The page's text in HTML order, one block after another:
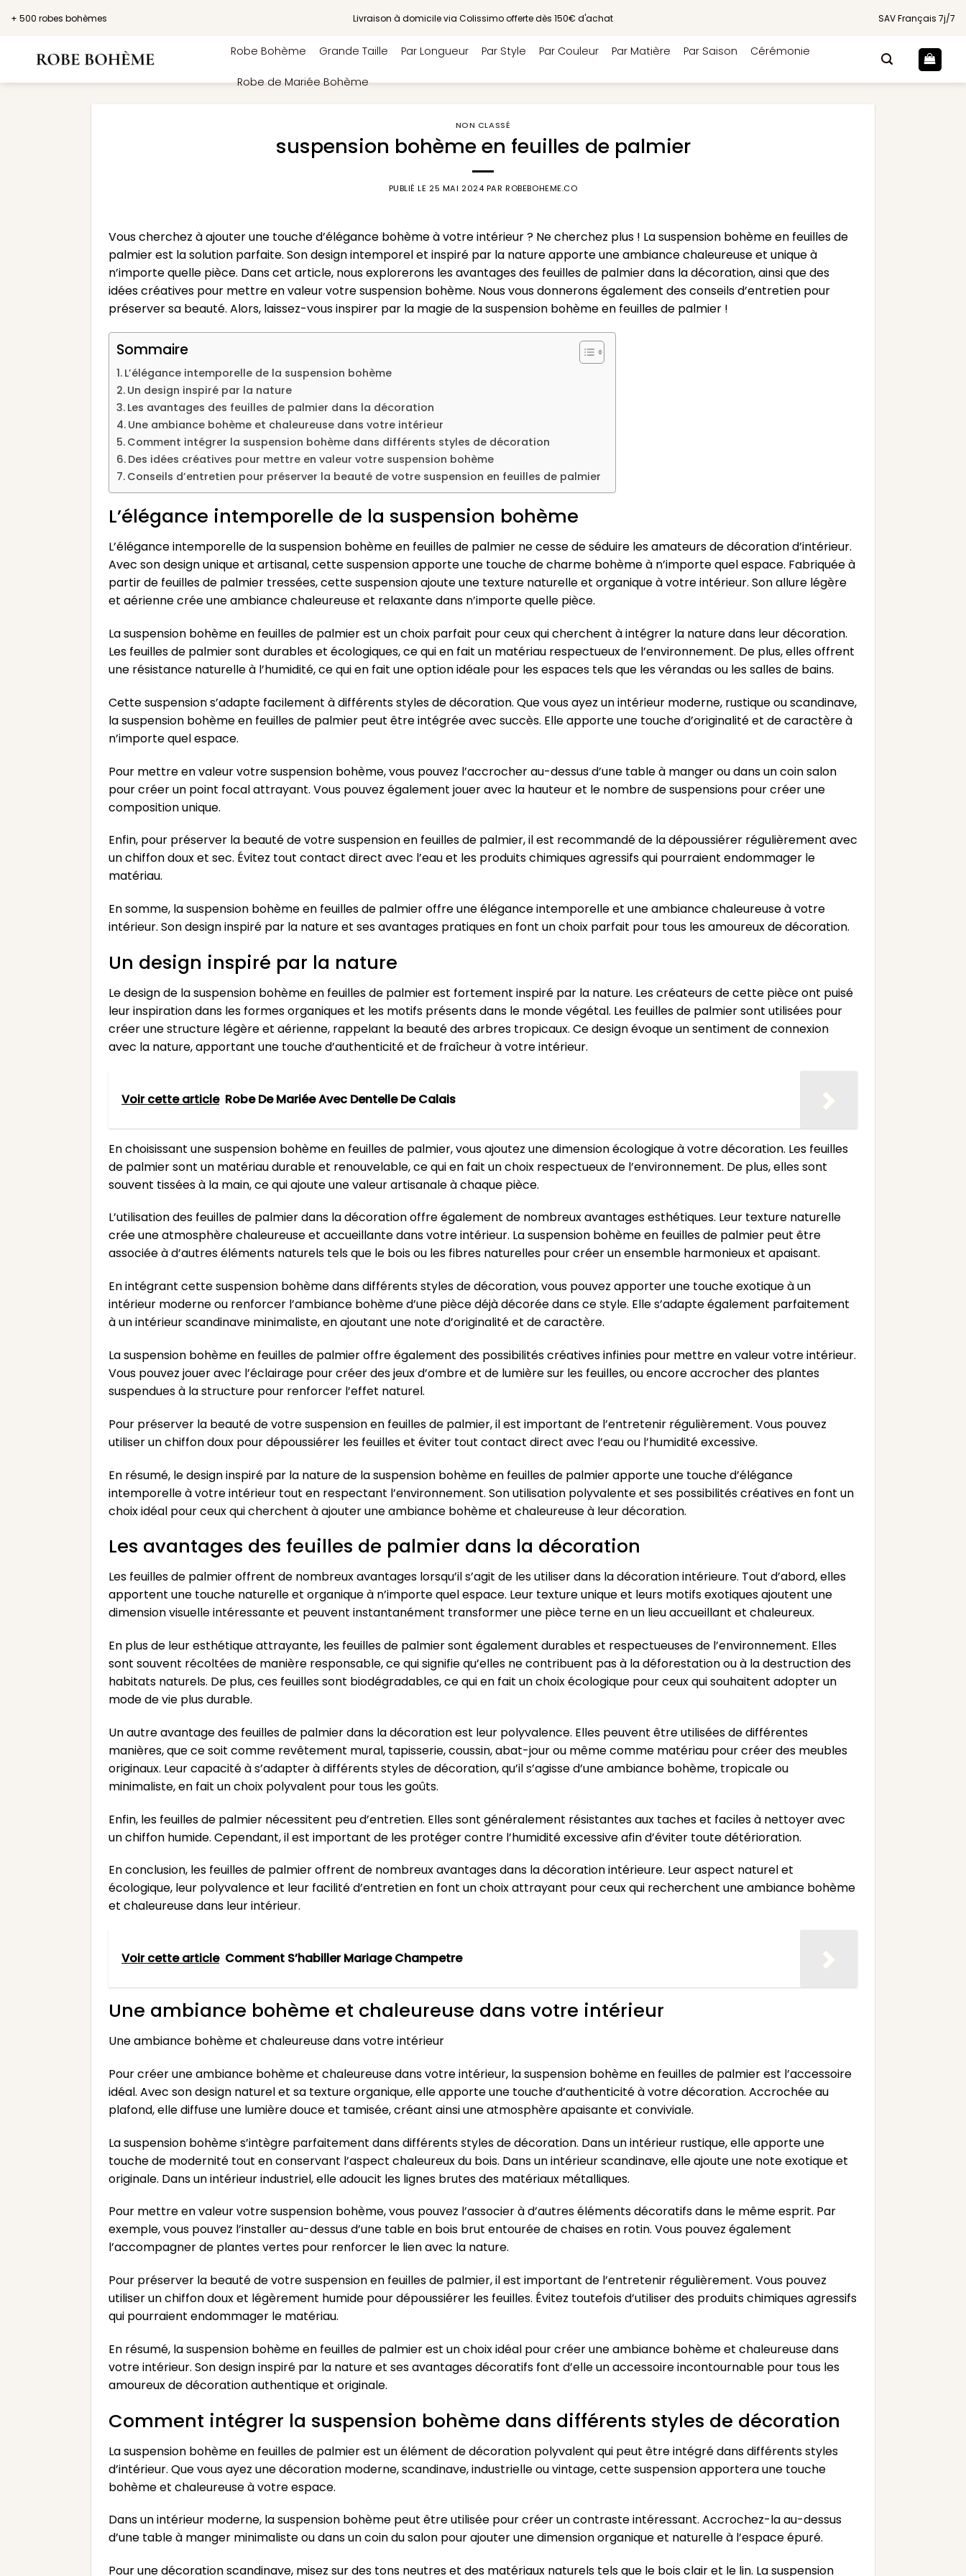
+ 500 robes bohèmes Livraison à domicile via Colissimo offerte dès 150€ d'achat SAV Français 7j/7
Robe Bohème Grande Taille Par Longueur Par Style Par Couleur Par Matière Par Saison Cérémonie
Robe de Mariée Bohème
NON CLASSÉ
suspension bohème en feuilles de palmier
PUBLIÉ LE 25 MAI 2024 PARROBEBOHEME.CO
Vous cherchez à ajouter une touche d’élégance bohème à votre intérieur ? Ne cherchez plus ! La suspension bohème en feuilles de
palmier est la solution parfaite. Son design intemporel et inspiré par la nature apporte une ambiance chaleureuse et unique à
n’importe quelle pièce. Dans cet article, nous explorerons les avantages des feuilles de palmier dans la décoration, ainsi que des
idées créatives pour mettre en valeur votre suspension bohème. Nous vous donnerons également des conseils d’entretien pour
préserver sa beauté. Alors, laissez-vous inspirer par la magie de la suspension bohème en feuilles de palmier !
Sommaire
L’élégance intemporelle de la suspension bohème
Un design inspiré par la nature
Les avantages des feuilles de palmier dans la décoration
Une ambiance bohème et chaleureuse dans votre intérieur
Comment intégrer la suspension bohème dans différents styles de décoration
Des idées créatives pour mettre en valeur votre suspension bohème
Conseils d’entretien pour préserver la beauté de votre suspension en feuilles de palmier
L’élégance intemporelle de la suspension bohème
L’élégance intemporelle de la suspension bohème en feuilles de palmier ne cesse de séduire les amateurs de décoration d’intérieur.
Avec son design unique et artisanal, cette suspension apporte une touche de charme bohème à n’importe quel espace. Fabriquée à
partir de feuilles de palmier tressées, cette suspension ajoute une texture naturelle et organique à votre intérieur. Son allure légère
et aérienne crée une ambiance chaleureuse et relaxante dans n’importe quelle pièce.
La suspension bohème en feuilles de palmier est un choix parfait pour ceux qui cherchent à intégrer la nature dans leur décoration.
Les feuilles de palmier sont durables et écologiques, ce qui en fait un matériau respectueux de l’environnement. De plus, elles offrent
une résistance naturelle à l’humidité, ce qui en fait une option idéale pour les espaces tels que les vérandas ou les salles de bains.
Cette suspension s’adapte facilement à différents styles de décoration. Que vous ayez un intérieur moderne, rustique ou scandinave,
la suspension bohème en feuilles de palmier peut être intégrée avec succès. Elle apporte une touche d’originalité et de caractère à
n’importe quel espace.
Pour mettre en valeur votre suspension bohème, vous pouvez l’accrocher au-dessus d’une table à manger ou dans un coin salon
pour créer un point focal attrayant. Vous pouvez également jouer avec la hauteur et le nombre de suspensions pour créer une
composition unique.
Enfin, pour préserver la beauté de votre suspension en feuilles de palmier, il est recommandé de la dépoussiérer régulièrement avec
un chiffon doux et sec. Évitez tout contact direct avec l’eau et les produits chimiques agressifs qui pourraient endommager le
matériau.
En somme, la suspension bohème en feuilles de palmier offre une élégance intemporelle et une ambiance chaleureuse à votre
intérieur. Son design inspiré par la nature et ses avantages pratiques en font un choix parfait pour tous les amoureux de décoration.
Un design inspiré par la nature
Le design de la suspension bohème en feuilles de palmier est fortement inspiré par la nature. Les créateurs de cette pièce ont puisé
leur inspiration dans les formes organiques et les motifs présents dans le monde végétal. Les feuilles de palmier sont utilisées pour
créer une structure légère et aérienne, rappelant la beauté des arbres tropicaux. Ce design évoque un sentiment de connexion
avec la nature, apportant une touche d’authenticité et de fraîcheur à votre intérieur.
Voir cette article Robe De Mariée Avec Dentelle De Calais
En choisissant une suspension bohème en feuilles de palmier, vous ajoutez une dimension écologique à votre décoration. Les feuilles
de palmier sont un matériau durable et renouvelable, ce qui en fait un choix respectueux de l’environnement. De plus, elles sont
souvent tissées à la main, ce qui ajoute une valeur artisanale à chaque pièce.
L’utilisation des feuilles de palmier dans la décoration offre également de nombreux avantages esthétiques. Leur texture naturelle
crée une atmosphère chaleureuse et accueillante dans votre intérieur. La suspension bohème en feuilles de palmier peut être
associée à d’autres éléments naturels tels que le bois ou les fibres naturelles pour créer un ensemble harmonieux et apaisant.
En intégrant cette suspension bohème dans différents styles de décoration, vous pouvez apporter une touche exotique à un
intérieur moderne ou renforcer l’ambiance bohème d’une pièce déjà décorée dans ce style. Elle s’adapte également parfaitement
à un intérieur scandinave minimaliste, en ajoutant une note d’originalité et de caractère.
La suspension bohème en feuilles de palmier offre également des possibilités créatives infinies pour mettre en valeur votre intérieur.
Vous pouvez jouer avec l’éclairage pour créer des jeux d’ombre et de lumière sur les feuilles, ou encore accrocher des plantes
suspendues à la structure pour renforcer l’effet naturel.
Pour préserver la beauté de votre suspension en feuilles de palmier, il est important de l’entretenir régulièrement. Vous pouvez
utiliser un chiffon doux pour dépoussiérer les feuilles et éviter tout contact direct avec l’eau ou l’humidité excessive.
En résumé, le design inspiré par la nature de la suspension bohème en feuilles de palmier apporte une touche d’élégance
intemporelle à votre intérieur tout en respectant l’environnement. Son utilisation polyvalente et ses possibilités créatives en font un
choix idéal pour ceux qui cherchent à ajouter une ambiance bohème et chaleureuse à leur décoration.
Les avantages des feuilles de palmier dans la décoration
Les feuilles de palmier offrent de nombreux avantages lorsqu’il s’agit de les utiliser dans la décoration intérieure. Tout d’abord, elles
apportent une touche naturelle et organique à n’importe quel espace. Leur texture unique et leurs motifs exotiques ajoutent une
dimension visuelle intéressante et peuvent instantanément transformer une pièce terne en un lieu accueillant et chaleureux.
En plus de leur esthétique attrayante, les feuilles de palmier sont également durables et respectueuses de l’environnement. Elles
sont souvent récoltées de manière responsable, ce qui signifie qu’elles ne contribuent pas à la déforestation ou à la destruction des
habitats naturels. De plus, ces feuilles sont biodégradables, ce qui en fait un choix écologique pour ceux qui souhaitent adopter un
mode de vie plus durable.
Un autre avantage des feuilles de palmier dans la décoration est leur polyvalence. Elles peuvent être utilisées de différentes
manières, que ce soit comme revêtement mural, tapisserie, coussin, abat-jour ou même comme matériau pour créer des meubles
originaux. Leur capacité à s’adapter à différents styles de décoration, qu’il s’agisse d’une ambiance bohème, tropicale ou
minimaliste, en fait un choix polyvalent pour tous les goûts.
Enfin, les feuilles de palmier nécessitent peu d’entretien. Elles sont généralement résistantes aux taches et faciles à nettoyer avec
un chiffon humide. Cependant, il est important de les protéger contre l’humidité excessive afin d’éviter toute détérioration.
En conclusion, les feuilles de palmier offrent de nombreux avantages dans la décoration intérieure. Leur aspect naturel et
écologique, leur polyvalence et leur facilité d’entretien en font un choix attrayant pour ceux qui recherchent une ambiance bohème
et chaleureuse dans leur intérieur.
Voir cette article Comment S’habiller Mariage Champetre
Une ambiance bohème et chaleureuse dans votre intérieur
Une ambiance bohème et chaleureuse dans votre intérieur
Pour créer une ambiance bohème et chaleureuse dans votre intérieur, la suspension bohème en feuilles de palmier est l’accessoire
idéal. Avec son design naturel et sa texture organique, elle apporte une touche d’authenticité à votre décoration. Accrochée au
plafond, elle diffuse une lumière douce et tamisée, créant ainsi une atmosphère apaisante et conviviale.
La suspension bohème s’intègre parfaitement dans différents styles de décoration. Dans un intérieur rustique, elle apporte une
touche de modernité tout en conservant l’aspect chaleureux du bois. Dans un intérieur scandinave, elle ajoute une note exotique et
originale. Dans un intérieur industriel, elle adoucit les lignes brutes des matériaux métalliques.
Pour mettre en valeur votre suspension bohème, vous pouvez l’associer à d’autres éléments décoratifs dans le même esprit. Par
exemple, vous pouvez l’installer au-dessus d’une table en bois brut entourée de chaises en rotin. Vous pouvez également
l’accompagner de plantes vertes pour renforcer le lien avec la nature.
Pour préserver la beauté de votre suspension en feuilles de palmier, il est important de l’entretenir régulièrement. Vous pouvez
utiliser un chiffon doux et légèrement humide pour dépoussiérer les feuilles. Évitez toutefois d’utiliser des produits chimiques agressifs
qui pourraient endommager le matériau.
En résumé, la suspension bohème en feuilles de palmier est un choix idéal pour créer une ambiance bohème et chaleureuse dans
votre intérieur. Son design inspiré par la nature et ses avantages décoratifs font d’elle un accessoire incontournable pour tous les
amoureux de décoration authentique et originale.
Comment intégrer la suspension bohème dans différents styles de décoration
La suspension bohème en feuilles de palmier est un élément de décoration polyvalent qui peut être intégré dans différents styles
d’intérieur. Que vous ayez une décoration moderne, scandinave, industrielle ou vintage, cette suspension apportera une touche
bohème et chaleureuse à votre espace.
Dans un intérieur moderne, la suspension bohème peut être utilisée pour créer un contraste intéressant. Accrochez-la au-dessus
d’une table à manger minimaliste ou dans un coin du salon pour ajouter une dimension organique et naturelle à l’espace épuré.
Pour une décoration scandinave, misez sur des tons neutres et des matériaux naturels tels que le bois clair et le lin. La suspension